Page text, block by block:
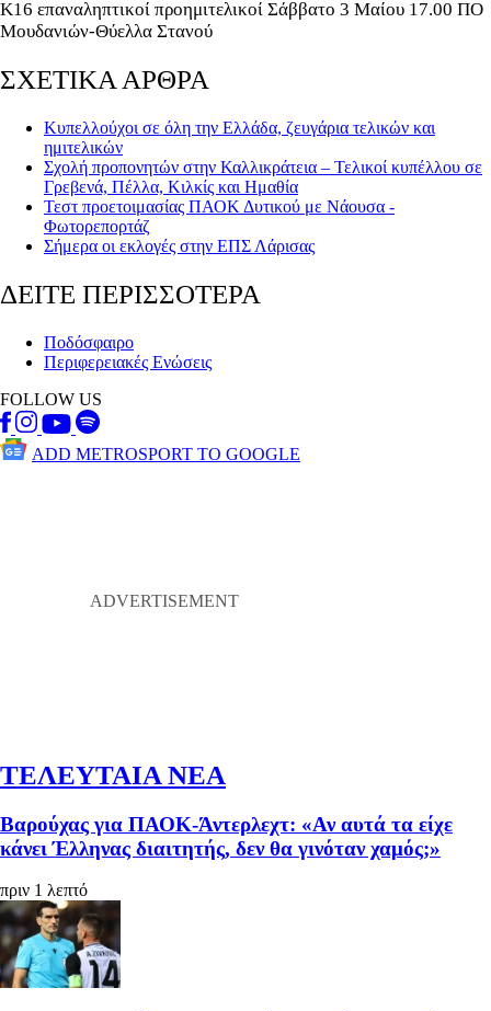
Κ16 επαναληπτικοί προημιτελικοί Σάββατο 3 Μαίου 17.00 ΠΟ
Μουδανιών-Θύελλα Στανού
ΣΧΕΤΙΚΑ ΑΡΘΡΑ
Κυπελλούχοι σε όλη την Ελλάδα, ζευγάρια τελικών και
ημιτελικών
Σχολή προπονητών στην Καλλικράτεια – Τελικοί κυπέλλου σε
Γρεβενά, Πέλλα, Κιλκίς και Ημαθία
Τεστ προετοιμασίας ΠΑΟΚ Δυτικού με Νάουσα -
Φωτορεπορτάζ
Σήμερα οι εκλογές στην ΕΠΣ Λάρισας
ΔΕΙΤΕ ΠΕΡΙΣΣΟΤΕΡΑ
Ποδόσφαιρο
Περιφερειακές Ενώσεις
FOLLOW US
ADD METROSPORT TO GOOGLE
ΤΕΛΕΥΤΑΙΑ ΝΕΑ
Βαρούχας για ΠΑΟΚ-Άντερλεχτ: «Αν αυτά τα είχε
κάνει Έλληνας διαιτητής, δεν θα γινόταν χαμός;»
πριν 1 λεπτό